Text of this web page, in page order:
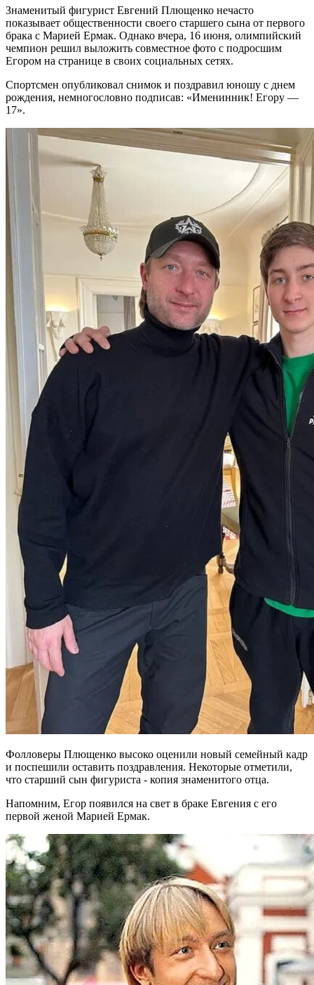
Знаменитый фигурист Евгений Плющенко нечасто
показывает общественности своего старшего сына от первого
брака с Марией Ермак. Однако вчера, 16 июня, олимпийский
чемпион решил выложить совместное фото с подросшим
Егором на странице в своих социальных сетях.
Спортсмен опубликовал снимок и поздравил юношу с днем
рождения, немногословно подписав: «Именинник! Егору —
17».
Фолловеры Плющенко высоко оценили новый семейный кадр
и поспешили оставить поздравления. Некоторые отметили,
что старший сын фигуриста - копия знаменитого отца.
Напомним, Егор появился на свет в браке Евгения с его
первой женой Марией Ермак.